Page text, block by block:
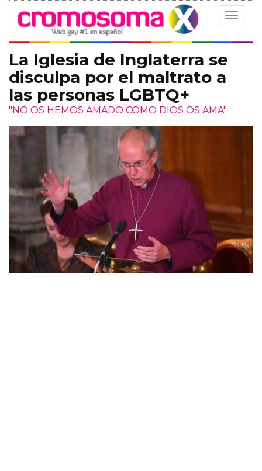
Toggle
La Iglesia de Inglaterra se
disculpa por el maltrato a
las personas LGBTQ+
"NO OS HEMOS AMADO COMO DIOS OS AMA"